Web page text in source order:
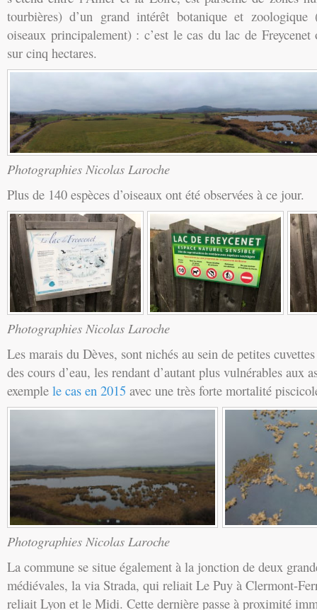
tourbières) d’un grand intérêt botanique et zoologique
oiseaux principalement) : c’est le cas du lac de Freycenet
sur cinq hectares.
Photographies Nicolas Laroche
Plus de 140 espèces d’oiseaux ont été observées à ce jour.
Photographies Nicolas Laroche
Les marais du Dèves, sont nichés au sein de petites
des cours d’eau, les rendant d’autant plus vulnérables aux
exemple le cas en 2015 avec une très forte mortalité
Photographies Nicolas Laroche
La commune se situe également à la jonction de deux
médiévales, la via Strada, qui reliait Le Puy à Clermont-
reliait Lyon et le Midi. Cette dernière passe à proximité